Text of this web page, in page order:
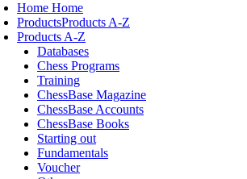
Home Home
ProductsProducts A-Z
Products A-Z
Databases
Chess Programs
Training
ChessBase Magazine
ChessBase Accounts
ChessBase Books
Starting out
Fundamentals
Voucher